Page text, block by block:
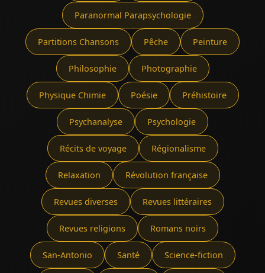
Paranormal Parapsychologie
Partitions Chansons Pêche Peinture
Philosophie Photographie
Physique Chimie Poésie Préhistoire
Psychanalyse Psychologie
Récits de voyage Régionalisme
Relaxation Révolution française
Revues diverses Revues littéraires
Revues religions Romans noirs
San-Antonio Santé Science-fiction